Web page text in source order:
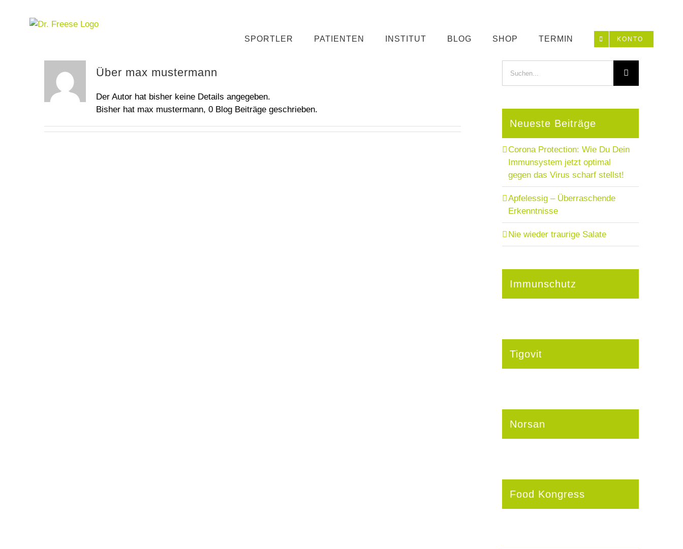
SPORTLER PATIENTEN INSTITUT BLOG SHOP TERMIN KONTO
Über max mustermann
Der Autor hat bisher keine Details angegeben.
Bisher hat max mustermann, 0 Blog Beiträge geschrieben.
nach:
Neueste Beiträge
Corona Protection: Wie Du Dein
Immunsystem jetzt optimal
gegen das Virus scharf stellst!
Apfelessig – Überraschende
Erkenntnisse
Nie wieder traurige Salate
Immunschutz
Tigovit
Norsan
Food Kongress